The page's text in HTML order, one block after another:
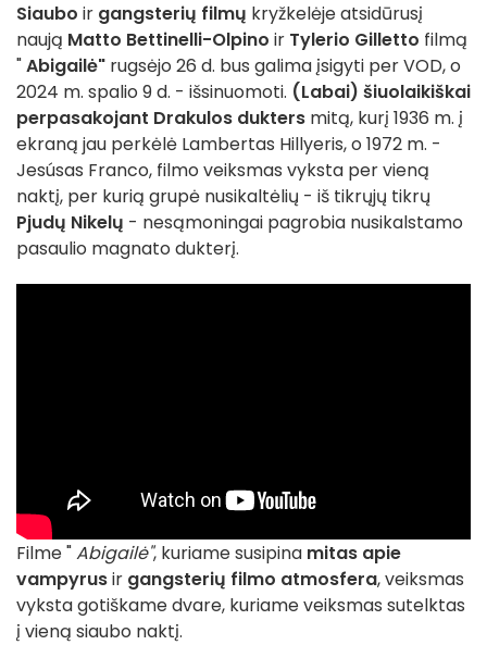
Siaubo ir gangsterių filmų kryžkelėje atsidūrusį
naują Matto Bettinelli-Olpino ir Tylerio Gilletto filmą
"Abigailė" rugsėjo 26 d. bus galima įsigyti per VOD, o
2024 m. spalio 9 d. - išsinuomoti. (Labai) šiuolaikiškai
perpasakojant Drakulos dukters mitą, kurį 1936 m. į
ekraną jau perkėlė Lambertas Hillyeris, o 1972 m. -
Jesúsas Franco, filmo veiksmas vyksta per vieną
naktį, per kurią grupė nusikaltėlių - iš tikrųjų tikrų
Pjudų Nikelų - nesąmoningai pagrobia nusikalstamo
pasaulio magnato dukterį.
Filme "Abigailė", kuriame susipina mitas apie
vampyrusir gangsterių filmo atmosfera, veiksmas
vyksta gotiškame dvare, kuriame veiksmas sutelktas
į vieną siaubo naktį.